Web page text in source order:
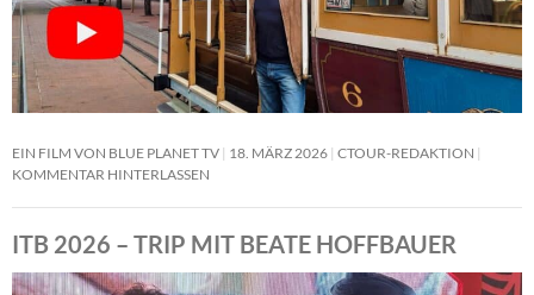
EIN FILM VON BLUE PLANET TV 18. MÄRZ 2026 CTOUR-REDAKTION
KOMMENTAR HINTERLASSEN
ITB 2026 – TRIP MIT BEATE HOFFBAUER